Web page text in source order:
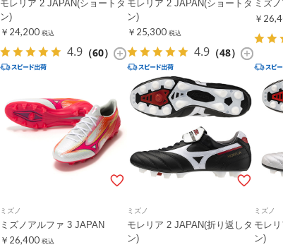
モレリア 2 JAPAN(ショートタ
ン)
￥24,200 税込
4.9 （60）
モレリア 2 JAPAN(ショートタ
ン)
￥25,300 税込
4.9 （48）
ミズ
￥
ミズノ
ミズノアルファ 3 JAPAN
￥26,400 税込
ミズノ
モレリア 2 JAPAN(折り返しタ
ン)
ミズノ
モレ
ン)